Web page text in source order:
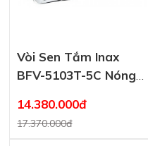
Vòi Sen Tắm Inax
BFV-5103T-5C Nóng
14.380.000đ
17.370.000đ